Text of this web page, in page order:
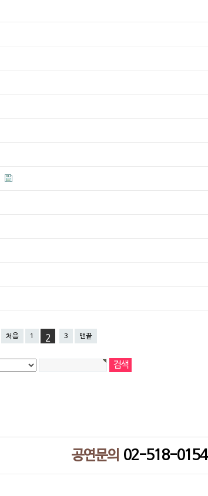
처음 1 2 3 맨끝
공연문의 02-518-0154